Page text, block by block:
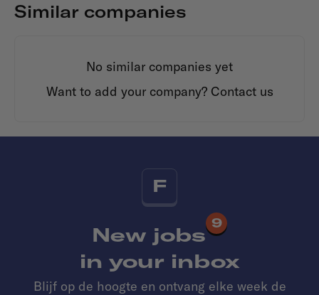
Similar companies
No similar companies yet
Want to add your company? Contact us
F
New jobs
9
in your inbox
Blijf op de hoogte en ontvang elke week de